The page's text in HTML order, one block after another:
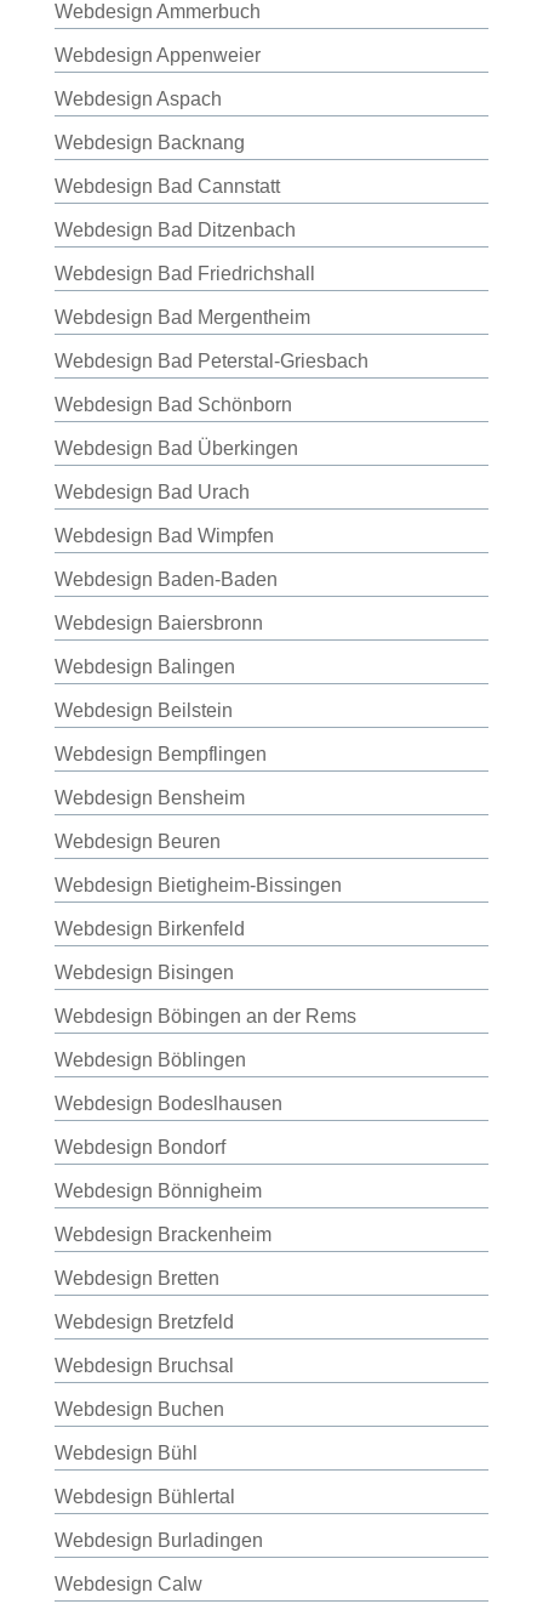
Webdesign Ammerbuch
Webdesign Appenweier
Webdesign Aspach
Webdesign Backnang
Webdesign Bad Cannstatt
Webdesign Bad Ditzenbach
Webdesign Bad Friedrichshall
Webdesign Bad Mergentheim
Webdesign Bad Peterstal-Griesbach
Webdesign Bad Schönborn
Webdesign Bad Überkingen
Webdesign Bad Urach
Webdesign Bad Wimpfen
Webdesign Baden-Baden
Webdesign Baiersbronn
Webdesign Balingen
Webdesign Beilstein
Webdesign Bempflingen
Webdesign Bensheim
Webdesign Beuren
Webdesign Bietigheim-Bissingen
Webdesign Birkenfeld
Webdesign Bisingen
Webdesign Böbingen an der Rems
Webdesign Böblingen
Webdesign Bodeslhausen
Webdesign Bondorf
Webdesign Bönnigheim
Webdesign Brackenheim
Webdesign Bretten
Webdesign Bretzfeld
Webdesign Bruchsal
Webdesign Buchen
Webdesign Bühl
Webdesign Bühlertal
Webdesign Burladingen
Webdesign Calw